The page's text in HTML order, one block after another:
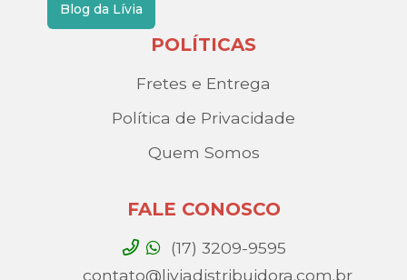
Blog da Lívia
POLÍTICAS
Fretes e Entrega
Política de Privacidade
Quem Somos
FALE CONOSCO
(17) 3209-9595
contato@liviadistribuidora.com.br